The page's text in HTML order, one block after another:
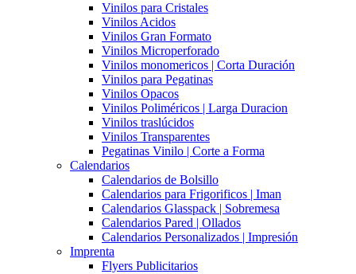
Vinilos para Cristales
Vinilos Acidos
Vinilos Gran Formato
Vinilos Microperforado
Vinilos monomericos | Corta Duración
Vinilos para Pegatinas
Vinilos Opacos
Vinilos Poliméricos | Larga Duracion
Vinilos traslúcidos
Vinilos Transparentes
Pegatinas Vinilo | Corte a Forma
Calendarios
Calendarios de Bolsillo
Calendarios para Frigorificos | Iman
Calendarios Glasspack | Sobremesa
Calendarios Pared | Ollados
Calendarios Personalizados | Impresión
Imprenta
Flyers Publicitarios